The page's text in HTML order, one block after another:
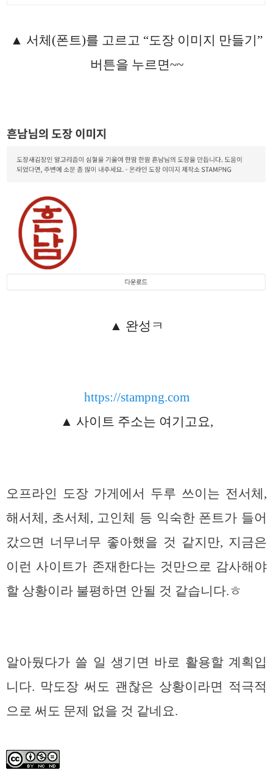
▲ 서체(폰트)를 고르고 “도장 이미지 만들기”
버튼을 누르면~~
▲ 완성ㅋ
https://stampng.com
▲ 사이트 주소는 여기고요,
오프라인 도장 가게에서 두루 쓰이는 전서체,
해서체, 초서체, 고인체 등 익숙한 폰트가 들어
갔으면 너무너무 좋아했을 것 같지만, 지금은
이런 사이트가 존재한다는 것만으로 감사해야
할 상황이라 불평하면 안될 것 같습니다.ㅎ
알아뒀다가 쓸 일 생기면 바로 활용할 계획입
니다. 막도장 써도 괜찮은 상황이라면 적극적
으로 써도 문제 없을 것 같네요.